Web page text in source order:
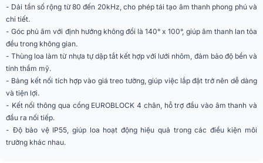
Góc phủ sóng ngang x
dọc
140° x 100°
SPL tối đa
Trở kháng
Tần số chéo
Amply khuyên dùng
DMA 504, DMA 162, DMA 82,
Đầu nối đầu vào
- Dải tần số rộng từ 80 đến 20kHz, cho phép tái tạo âm thanh phong phú và
chi tiết.
- Góc phủ âm với định hướng không đổi là 140° x 100°, giúp âm thanh lan tỏa
đều trong không gian.
- Thùng loa làm từ nhựa tự dập tắt kết hợp với lưới nhôm, đảm bảo độ bền và
tính thẩm mỹ.
- Bảng kết nối tích hợp vào giá treo tường, giúp việc lắp đặt trở nên dễ dàng
và tiện lợi.
- Kết nối thông qua cổng EUROBLOCK 4 chân, hỗ trợ đầu vào âm thanh và
đầu ra nối tiếp.
- Độ bảo vệ IP55, giúp loa hoạt động hiệu quả trong các điều kiện môi
trường khác nhau.